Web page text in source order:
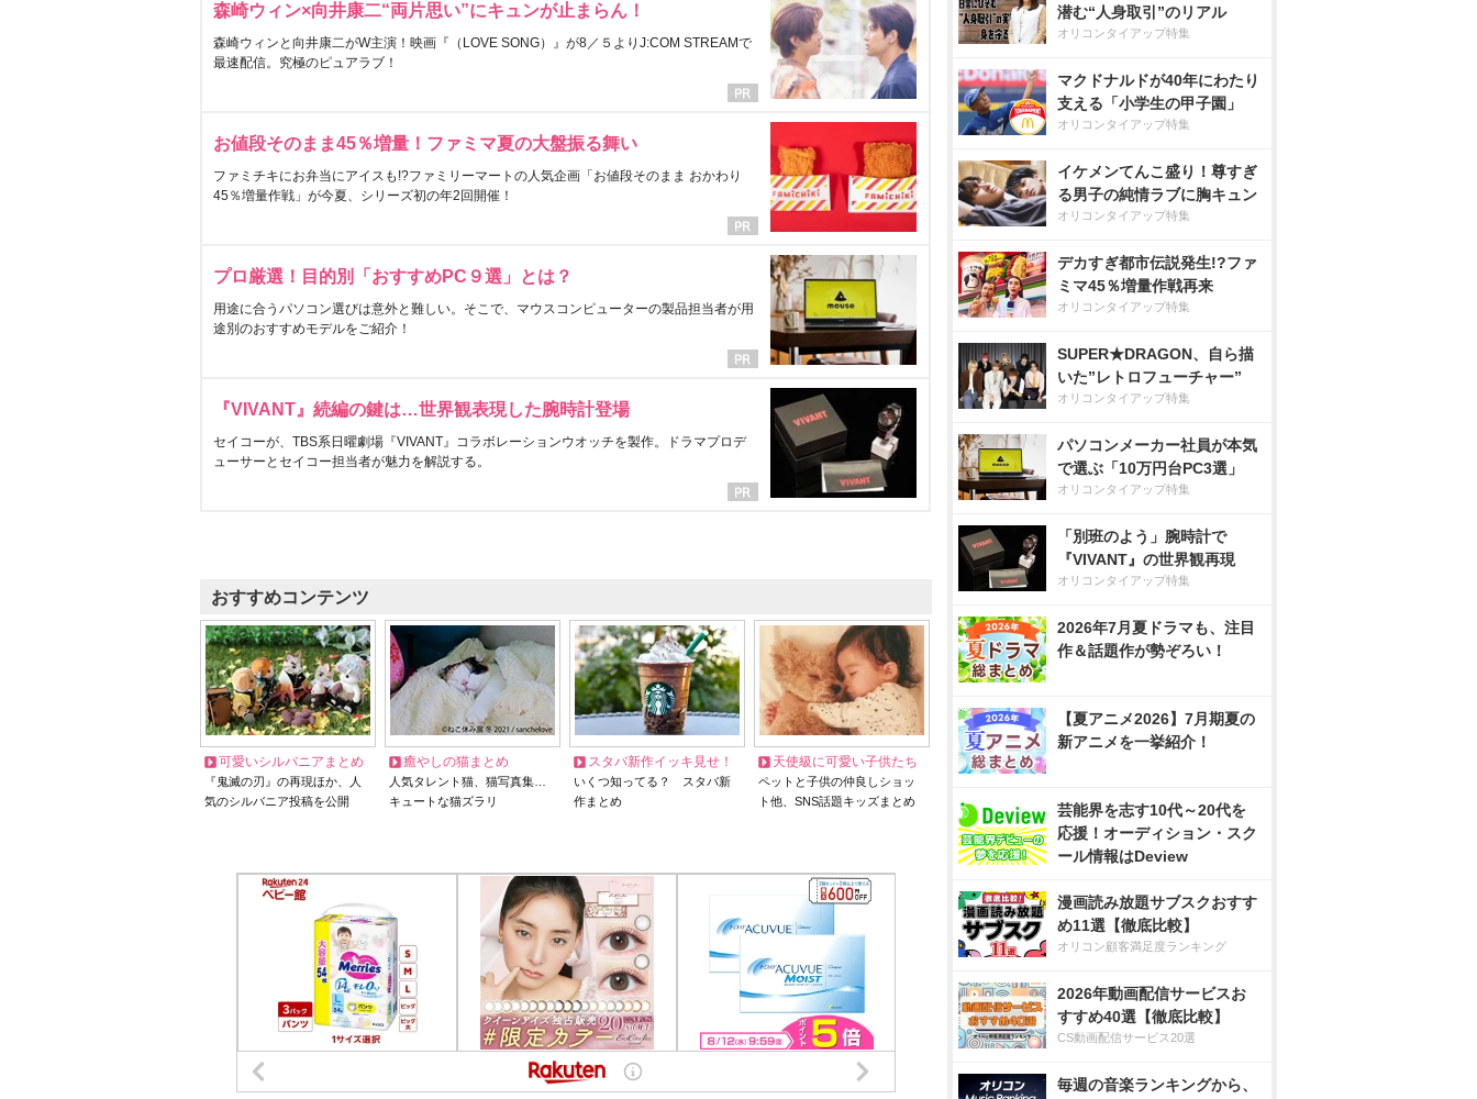
森崎ウィン×向井康二“両片思い”にキュンが止まらん！
森崎ウィンと向井康二がW主演！映画『（LOVE SONG）』が8／５よりJ:COM STREAMで
最速配信。究極のピュアラブ！
お値段そのまま45％増量！ファミマ夏の大盤振る舞い
ファミチキにお弁当にアイスも!?ファミリーマートの人気企画「お値段そのまま おかわり
45％増量作戦」が今夏、シリーズ初の年2回開催！
プロ厳選！目的別「おすすめPC９選」とは？
用途に合うパソコン選びは意外と難しい。そこで、マウスコンピューターの製品担当者が用
途別のおすすめモデルをご紹介！
『VIVANT』続編の鍵は…世界観表現した腕時計登場
セイコーが、TBS系日曜劇場『VIVANT』コラボレーションウオッチを製作。ドラマプロデ
ューサーとセイコー担当者が魅力を解説する。
おすすめコンテンツ
可愛いシルバニアまとめ
『鬼滅の刃』の再現ほか、人
気のシルバニア投稿を公開
癒やしの猫まとめ
人気タレント猫、猫写真集…
キュートな猫ズラリ
スタバ新作イッキ見せ！
いくつ知ってる？ スタバ新
作まとめ
天使級に可愛い子供たち
ペットと子供の仲良しショッ
ト他、SNS話題キッズまとめ
潜む“人身取引”のリアル
オリコンタイアップ特集
マクドナルドが40年にわたり
支える「小学生の甲子園」
オリコンタイアップ特集
イケメンてんこ盛り！尊すぎ
る男子の純情ラブに胸キュン
オリコンタイアップ特集
デカすぎ都市伝説発生!?ファ
ミマ45％増量作戦再来
オリコンタイアップ特集
SUPER★DRAGON、自ら描
いた”レトロフューチャー”
オリコンタイアップ特集
パソコンメーカー社員が本気
で選ぶ「10万円台PC3選」
オリコンタイアップ特集
「別班のよう」腕時計で
『VIVANT』の世界観再現
オリコンタイアップ特集
2026年7月夏ドラマも、注目
作＆話題作が勢ぞろい！
【夏アニメ2026】7月期夏の
新アニメを一挙紹介！
芸能界を志す10代～20代を
応援！オーディション・スク
ール情報はDeview
漫画読み放題サブスクおすす
め11選【徹底比較】
オリコン顧客満足度ランキング
2026年動画配信サービスお
すすめ40選【徹底比較】
CS動画配信サービス20選
毎週の音楽ランキングから、